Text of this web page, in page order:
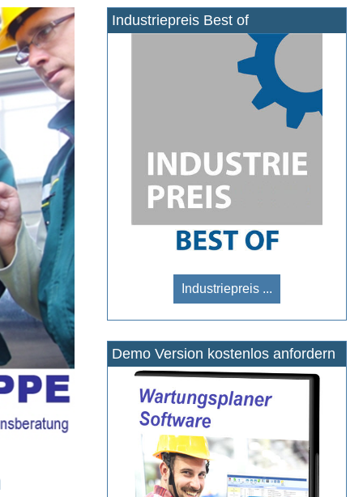
Industriepreis Best of
Industriepreis ...
Demo Version kostenlos anfordern